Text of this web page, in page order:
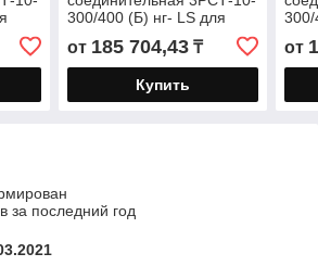
300/400 (Б) нг- LS для
кабелей «нг-LS» с ЭПР
изоляцией до 10 кВ с
от 185 704,43₸
Купить
300/
от
за последний год